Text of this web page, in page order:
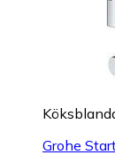
Grohe